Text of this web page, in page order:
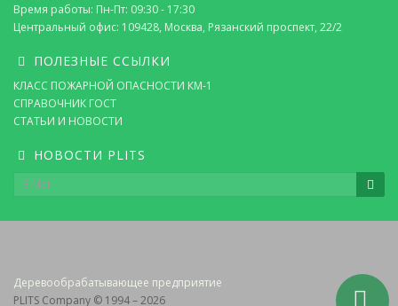
Время работы: Пн-Пт: 09:30 - 17:30
Центральный офис: 109428, Москва, Рязанский проспект, 22/2
ПОЛЕЗНЫЕ ССЫЛКИ
КЛАСС ПОЖАРНОЙ ОПАСНОСТИ КМ-1
СПРАВОЧНИК ГОСТ
СТАТЬИ И НОВОСТИ
НОВОСТИ PLITS
Деревообрабатывающее предприятие
PLITS Company © 1994 – 2026